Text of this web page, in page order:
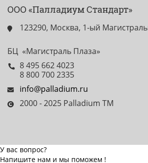
ООО «Палладиум Стандарт»
123290, Москва, 1-ый
БЦ «Магистраль Плаза»
8 495 662 4023
8 800 700 2335
info@palladium.ru
2000 - 2025 Palladium TM
У вас вопрос?
Напишите нам и мы поможем !